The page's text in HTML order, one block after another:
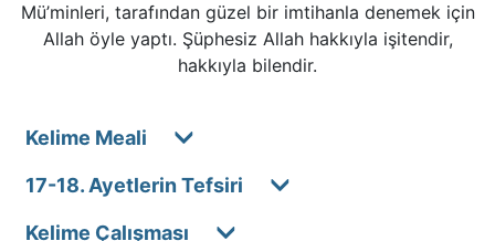
Mü’minleri, tarafından güzel bir imtihanla denemek için
Allah öyle yaptı. Şüphesiz Allah hakkıyla işitendir,
hakkıyla bilendir.
Kelime Meali
17-18. Ayetlerin Tefsiri
Kelime Çalışması